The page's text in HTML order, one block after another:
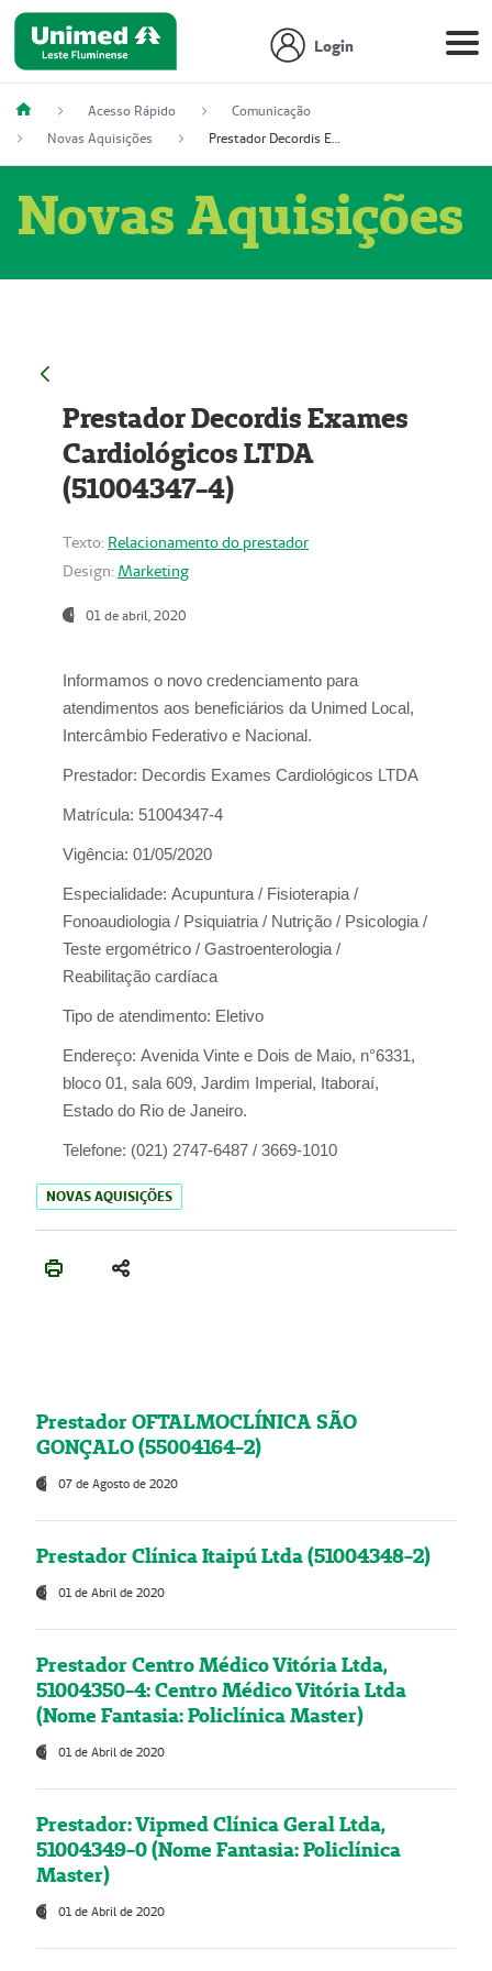
Login
Acesso Rápido
Comunicação
Novas Aquisições
Prestador Decordis Exames Cardiológicos LTDA (51004347-4)
Novas Aquisições
Prestador Decordis Exames
Cardiológicos LTDA
(51004347-4)
Texto: Relacionamento do prestador
Design: Marketing
01 de abril, 2020
Informamos o novo credenciamento para
atendimentos aos beneficiários da Unimed Local,
Intercâmbio Federativo e Nacional.
Prestador: Decordis Exames Cardiológicos LTDA
Matrícula: 51004347-4
Vigência: 01/05/2020
Especialidade: Acupuntura / Fisioterapia /
Fonoaudiologia / Psiquiatria / Nutrição / Psicologia /
Teste ergométrico / Gastroenterologia /
Reabilitação cardíaca
Tipo de atendimento: Eletivo
Endereço: Avenida Vinte e Dois de Maio, n°6331,
bloco 01, sala 609, Jardim Imperial, Itaboraí,
Estado do Rio de Janeiro.
Telefone: (021) 2747-6487 / 3669-1010
NOVAS AQUISIÇÕES
Prestador OFTALMOCLÍNICA SÃO
GONÇALO (55004164-2)
07 de Agosto de 2020
Prestador Clínica Itaipú Ltda (51004348-2)
01 de Abril de 2020
Prestador Centro Médico Vitória Ltda,
51004350-4: Centro Médico Vitória Ltda
(Nome Fantasia: Policlínica Master)
01 de Abril de 2020
Prestador: Vipmed Clínica Geral Ltda,
51004349-0 (Nome Fantasia: Policlínica
Master)
01 de Abril de 2020